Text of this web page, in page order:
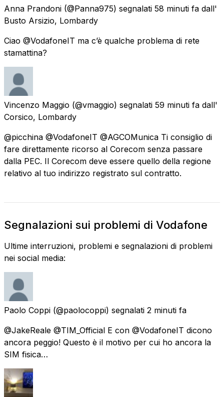
Anna Prandoni (@Panna975) segnalati 58 minuti fa dall'
Busto Arsizio, Lombardy
Ciao @VodafoneIT ma c’è qualche problema di rete
stamattina?
Vincenzo Maggio (@vmaggio) segnalati 59 minuti fa dall'
Corsico, Lombardy
@picchina @VodafoneIT @AGCOMunica Ti consiglio di
fare direttamente ricorso al Corecom senza passare
dalla PEC. Il Corecom deve essere quello della regione
relativo al tuo indirizzo registrato sul contratto.
Segnalazioni sui problemi di Vodafone
Ultime interruzioni, problemi e segnalazioni di problemi
nei social media:
Paolo Coppi (@paolocoppi) segnalati 2 minuti fa
@JakeReale @TIM_Official E con @VodafoneIT dicono
ancora peggio! Questo è il motivo per cui ho ancora la
SIM fisica…